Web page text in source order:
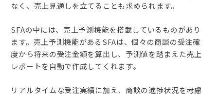
なく、売上見通しを立てることも求められます。
SFAの中には、売上予測機能を搭載しているものがあり
ます。売上予測機能があるSFAは、個々の商談の受注確
度から将来の受注金額を算出し、予測値を踏まえた売上
レポートを自動で作成してくれます。
リアルタイムな受注実績に加え、商談の進捗状況を考慮